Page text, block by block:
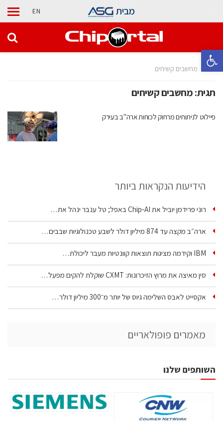
פתח סרגל נגישות
מבית EN
בית מחשבים קשיחים
תגית:מחשבים קשיחים
פיילוט לניתוחים מרחוק לכוחות ארה"ב בעירק
הידיעות הנקראות ביותר
רוני פרידמן יוביל את Chip‑AI באפל; טל ענבר ינהל את…
ארה״ב מקצה עד 874 מיליון דולר לשבע טכנולוגיות שבבים…
IBM וקידמה מציגות תוצאות קוונטיות מעבר ליכולת…
סין מאיצה את מרוץ הזיכרונות: CXMT שוקלת להקים מפעל…
אקסייט לאבס השלימה גיוס של יותר מ־300 מיליון דולר…
מאמרים פופולאריים
השותפים שלנו